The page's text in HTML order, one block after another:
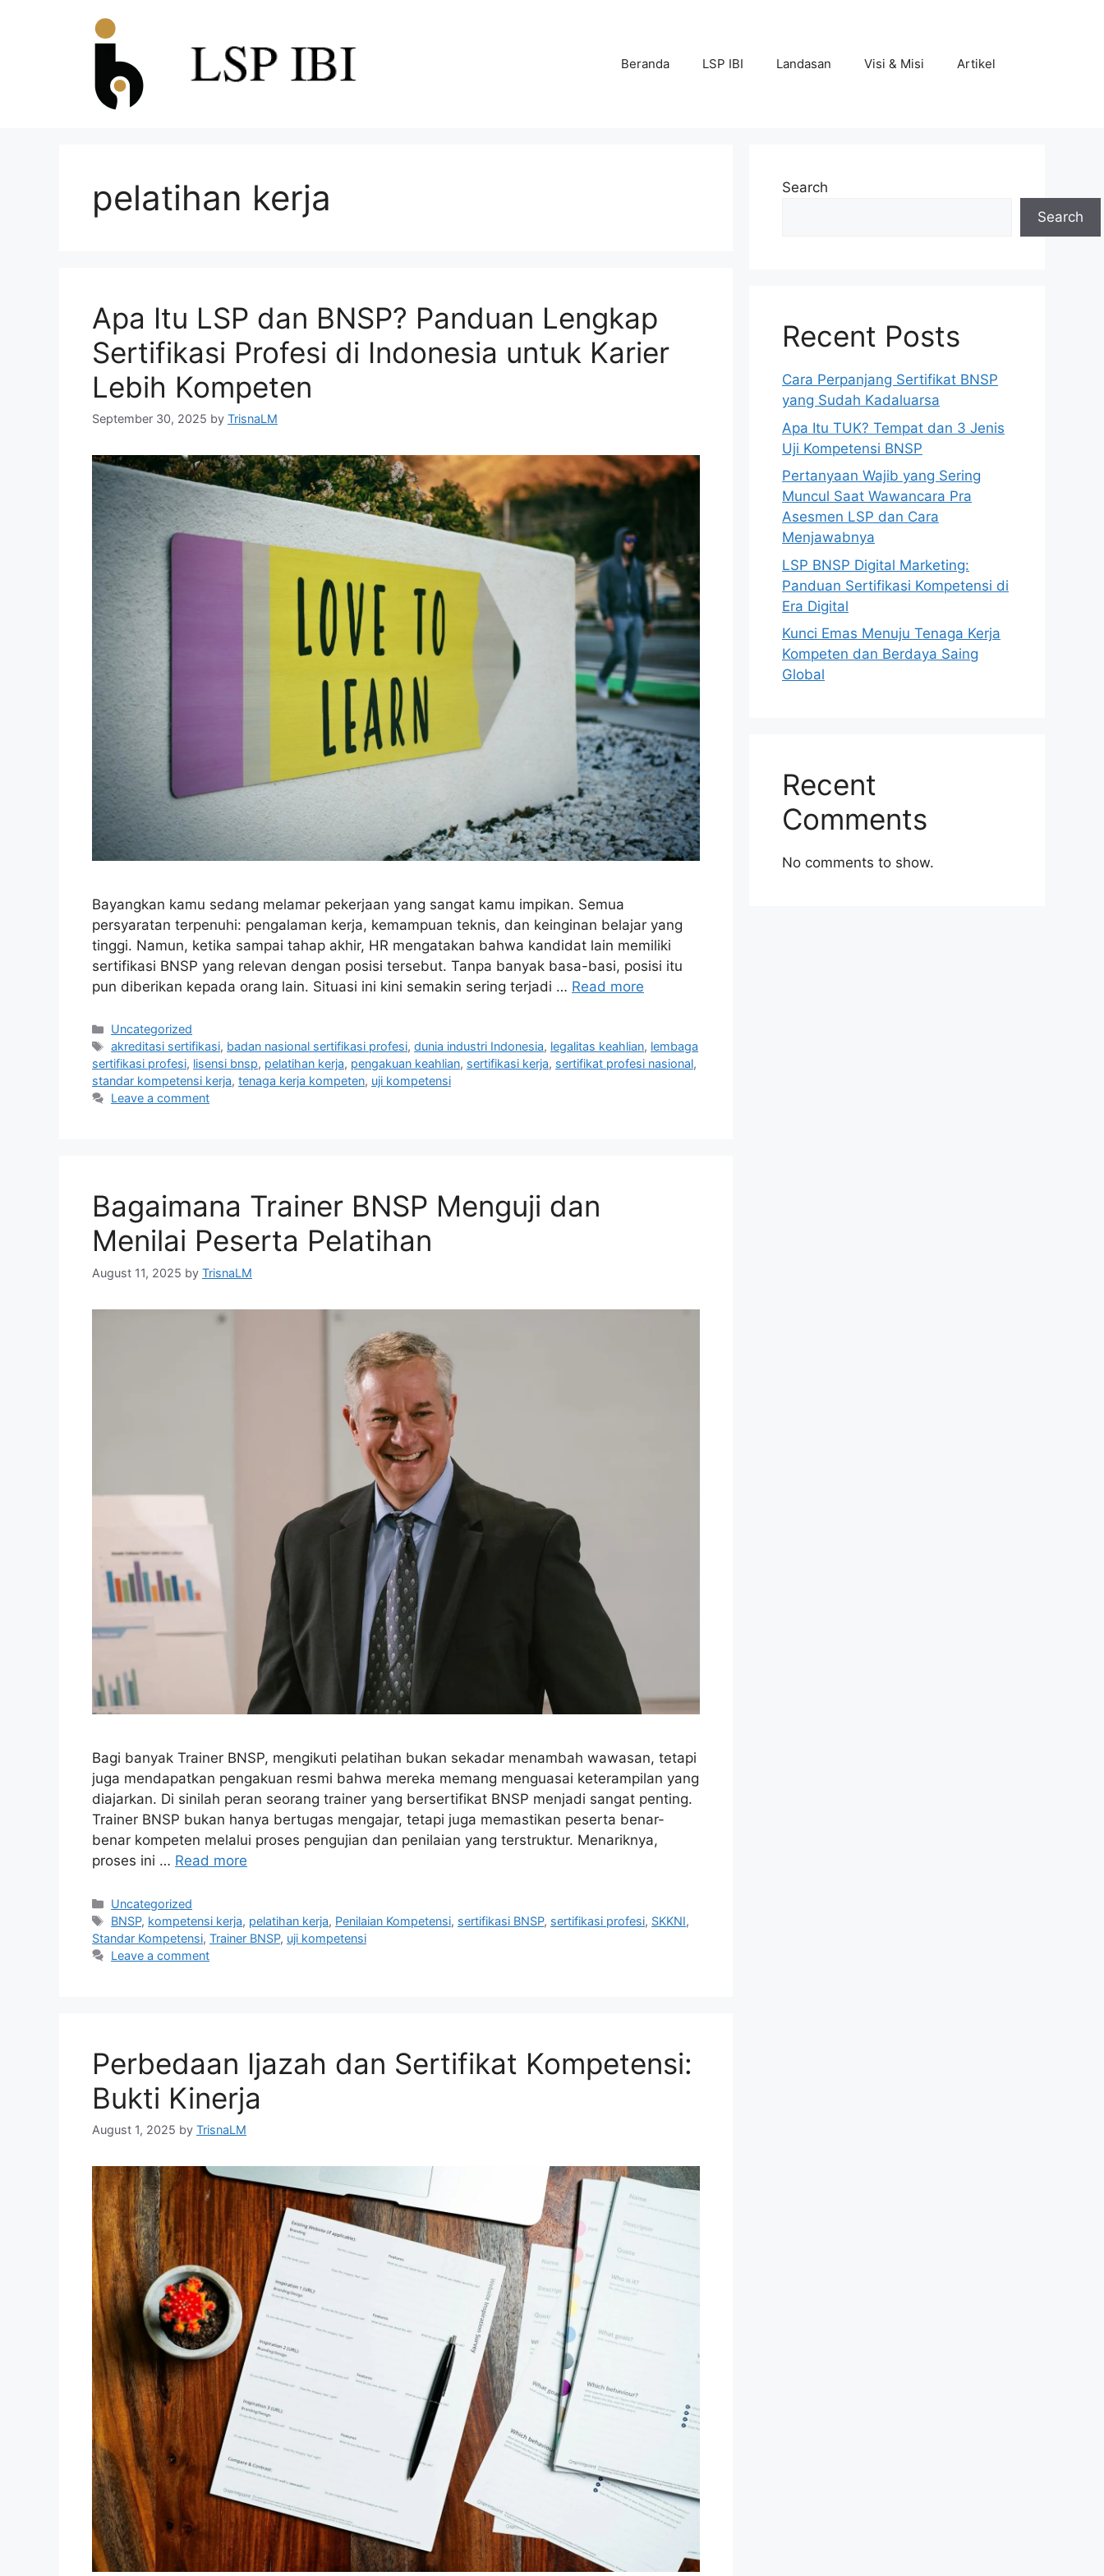
Beranda LSP IBI Landasan Visi & Misi Artikel
pelatihan kerja
Apa Itu LSP dan BNSP? Panduan Lengkap
Sertifikasi Profesi di Indonesia untuk Karier
Lebih Kompeten
September 30, 2025 by TrisnaLM
Bayangkan kamu sedang melamar pekerjaan yang sangat kamu impikan. Semua
persyaratan terpenuhi: pengalaman kerja, kemampuan teknis, dan keinginan belajar yang
tinggi. Namun, ketika sampai tahap akhir, HR mengatakan bahwa kandidat lain memiliki
sertifikasi BNSP yang relevan dengan posisi tersebut. Tanpa banyak basa-basi, posisi itu
pun diberikan kepada orang lain. Situasi ini kini semakin sering terjadi … Read more
Uncategorized
akreditasi sertifikasi, badan nasional sertifikasi profesi,dunia industri Indonesia, legalitas keahlian, lembaga
sertifikasi profesi, lisensi bnsp, pelatihan kerja, pengakuan keahlian, sertifikasi kerja, sertifikat profesi nasional,
standar kompetensi kerja, tenaga kerja kompeten, uji kompetensi
Leave a comment
Bagaimana Trainer BNSP Menguji dan
Menilai Peserta Pelatihan
August 11, 2025 by TrisnaLM
Bagi banyak Trainer BNSP, mengikuti pelatihan bukan sekadar menambah wawasan, tetapi
juga mendapatkan pengakuan resmi bahwa mereka memang menguasai keterampilan yang
diajarkan. Di sinilah peran seorang trainer yang bersertifikat BNSP menjadi sangat penting.
Trainer BNSP bukan hanya bertugas mengajar, tetapi juga memastikan peserta benar-
benar kompeten melalui proses pengujian dan penilaian yang terstruktur. Menariknya,
proses ini … Read more
Uncategorized
BNSP, kompetensi kerja, pelatihan kerja, Penilaian Kompetensi, sertifikasi BNSP, sertifikasi profesi, SKKNI,
Standar Kompetensi, Trainer BNSP, uji kompetensi
Leave a comment
Perbedaan Ijazah dan Sertifikat Kompetensi:
Bukti Kinerja
August 1, 2025 by TrisnaLM
Search
Search
Recent Posts
Cara Perpanjang Sertifikat BNSP
yang Sudah Kadaluarsa
Apa Itu TUK? Tempat dan 3 Jenis
Uji Kompetensi BNSP
Pertanyaan Wajib yang Sering
Muncul Saat Wawancara Pra
Asesmen LSP dan Cara
Menjawabnya
LSP BNSP Digital Marketing:
Panduan Sertifikasi Kompetensi di
Era Digital
Kunci Emas Menuju Tenaga Kerja
Kompeten dan Berdaya Saing
Global
Recent
Comments
No comments to show.